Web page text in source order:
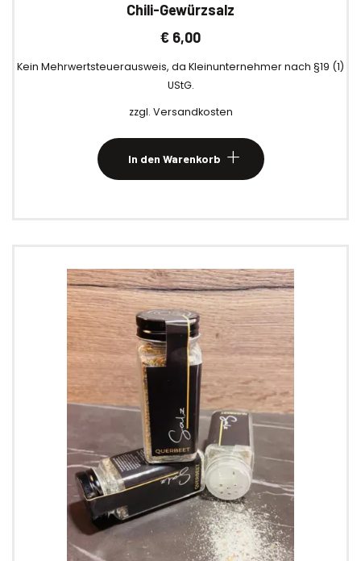
Chili-Gewürzsalz
€ 6,00
Kein Mehrwertsteuerausweis, da Kleinunternehmer nach §19 (1)
UStG.
zzgl. Versandkosten
In den Warenkorb